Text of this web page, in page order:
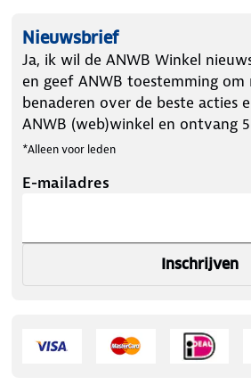
Nieuwsbrief
Ja, ik wil de ANWB Winkel
en geef ANWB toestemming
benaderen over de beste acties
ANWB (web)winkel en ontvang
*Alleen voor leden
E-mailadres
Inschrijven